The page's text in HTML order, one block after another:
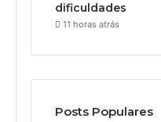
dificuldades
11 horas atrás
Posts Populares